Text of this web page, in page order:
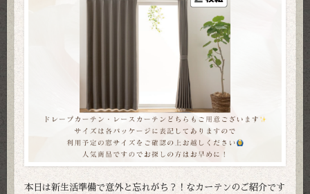
本日は新生活準備で意外と忘れがち？！なカーテンのご紹介です